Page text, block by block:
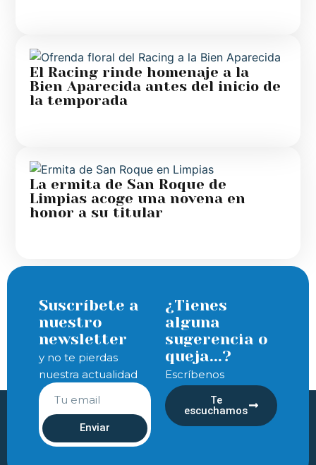
El Racing rinde homenaje a la
Bien Aparecida antes del inicio de
la temporada
La ermita de San Roque de
Limpias acoge una novena en
honor a su titular
Suscríbete a
nuestro
newsletter
y no te pierdas
nuestra actualidad
Enviar
¿Tienes
alguna
sugerencia o
queja...?
Escríbenos
Te
escuchamos